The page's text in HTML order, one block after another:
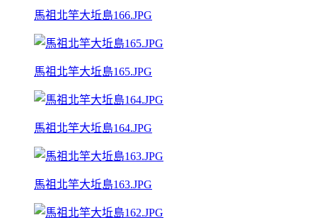
馬祖北竿大坵島166.JPG
馬祖北竿大坵島165.JPG
馬祖北竿大坵島164.JPG
馬祖北竿大坵島163.JPG